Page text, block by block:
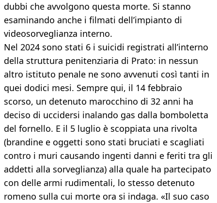
dubbi che avvolgono questa morte. Si stanno
esaminando anche i filmati dell’impianto di
videosorveglianza interno.
Nel 2024 sono stati 6 i suicidi registrati all’interno
della struttura penitenziaria di Prato: in nessun
altro istituto penale ne sono avvenuti così tanti in
quei dodici mesi. Sempre qui, il 14 febbraio
scorso, un detenuto marocchino di 32 anni ha
deciso di uccidersi inalando gas dalla bomboletta
del fornello. E il 5 luglio è scoppiata una rivolta
(brandine e oggetti sono stati bruciati e scagliati
contro i muri causando ingenti danni e feriti tra gli
addetti alla sorveglianza) alla quale ha partecipato
con delle armi rudimentali, lo stesso detenuto
romeno sulla cui morte ora si indaga. «Il suo caso